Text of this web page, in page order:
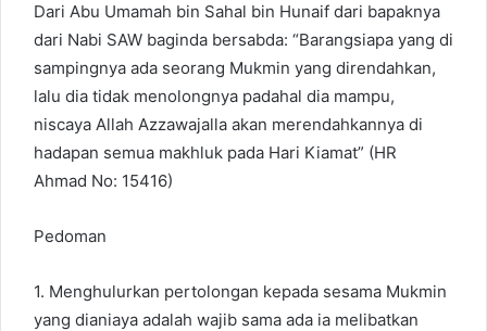
Dari Abu Umamah bin Sahal bin Hunaif dari bapaknya
dari Nabi SAW baginda bersabda: “Barangsiapa yang di
sampingnya ada seorang Mukmin yang direndahkan,
lalu dia tidak menolongnya padahal dia mampu,
niscaya Allah Azzawajalla akan merendahkannya di
hadapan semua makhluk pada Hari Kiamat” (HR
Ahmad No: 15416)
Pedoman
1. Menghulurkan pertolongan kepada sesama Mukmin
yang dianiaya adalah wajib sama ada ia melibatkan